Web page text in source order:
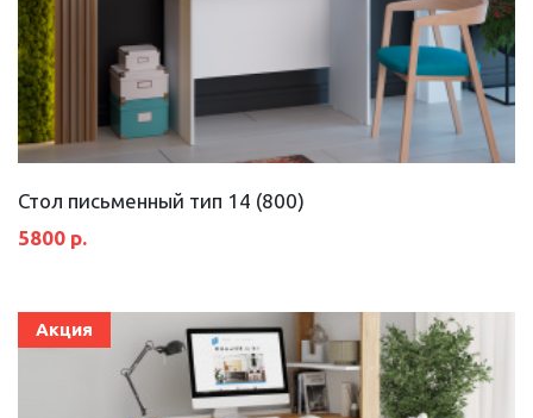
Стол письменный тип 14 (800)
5800 р.
Акция